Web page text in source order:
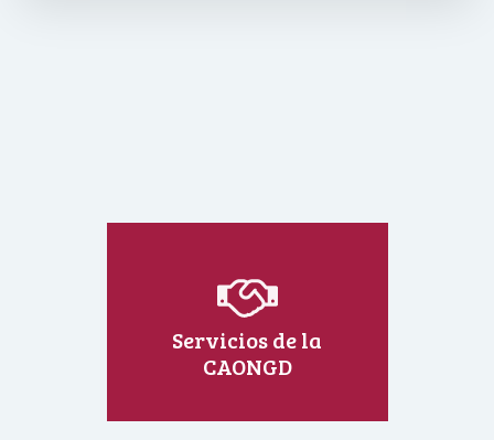
Servicios de la
CAONGD